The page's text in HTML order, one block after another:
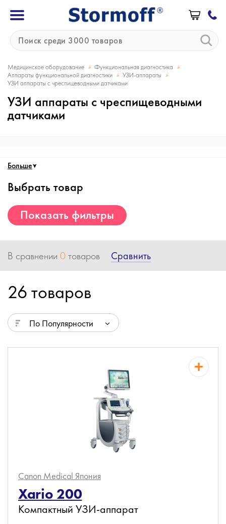
Медицинское оборудование » Функциональная диагностика »
Аппараты функциональной диагностики » УЗИ-аппараты »
УЗИ аппараты с чреспищеводными датчиками
УЗИ аппараты с чреспищеводными
датчиками
Больше
Выбрать товар
Показать фильтры
В сравнении 0товаров Сравнить
26 товаров
По Популярности
Canon Medical Япония
Xario 200
Компактный УЗИ-аппарат